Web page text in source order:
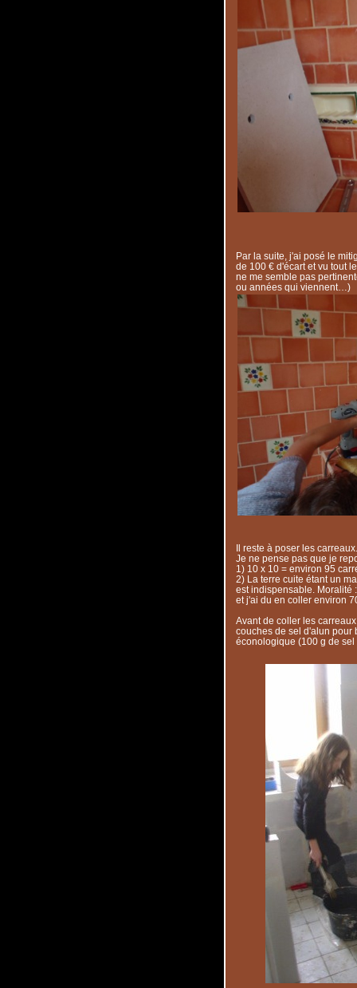
Par la suite, j'ai posé le
de 100 € d'écart et vu tout
ne me semble pas
ou années qui viennent…)
Il reste à poser les carreaux.
Je ne pense pas que je
1) 10 x 10 = environ 95
2) La terre cuite étant un
est indispensable. Moralité
et j'ai du en coller environ
Avant de coller les
couches de sel d'alun pour
éconologique (100 g de